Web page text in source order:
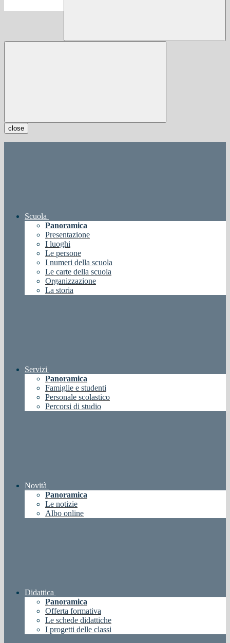
close
Scuola
Panoramica
Presentazione
I luoghi
Le persone
I numeri della scuola
Le carte della scuola
Organizzazione
La storia
Servizi
Panoramica
Famiglie e studenti
Personale scolastico
Percorsi di studio
Novità
Panoramica
Le notizie
Albo online
Didattica
Panoramica
Offerta formativa
Le schede didattiche
I progetti delle classi